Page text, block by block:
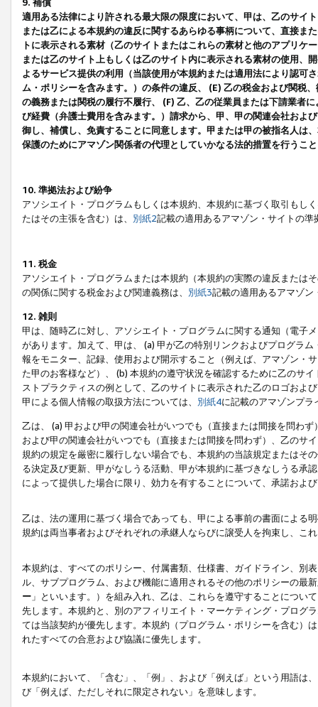
9. 補償
適用ある法律により許される最大限の限度において、甲は、乙のサイ
または乙による本規約の違反に関するあらゆる事柄について、直接ま
トに表示される素材（乙のサイトまたはこれらの素材と他のアプリ
または乙のサイト上もしくは乙のサイト内に表示される素材の使用、
よるサービス提供の利用（当該使用が本規約または適用法により認可
ム・ポリシーを含みます。）の条件の違反、 (E) 乙の税金および関税
の義務または関税の履行不履行、 (F) 乙、乙の従業員または下請業者
び経費（弁護士費用を含みます。）請求から、甲、甲の関連会社およ
御し、補償し、免責することに同意します。甲または甲の被指名人は
保護のためにアマゾン関係者の代理としていかなる法的措置を行うこ
10. 準拠法および紛争
アソシエイト・プログラムもしくは本規約、本規約に基づく取引もし
たはその主張を含む）は、 別紙2記載の適用あるアマゾン・サイトの
11. 税金
アソシエイト・プログラムまたは本規約（本規約の実際の違反または
の関係に関する税金および関連義務は、 別紙3記載の適用あるアマゾン
12. 雑則
甲は、随時乙に対し、アソシエイト・プログラムに関する通知（電子
があります。加えて、甲は、 (a) 甲が乙の特別リンクおよびプログラ
報をモニター、記録、使用および開示すること（例えば、アマゾン・
た甲のお客様など）、 (b) 本規約の遵守状況を確認するために乙のサ
ストプラクティスの例として、乙のサイトに表示された乙のロゴおよ
甲による個人情報の取扱方法については、 別紙4に記載のアマゾンプ
乙は、 (a) 甲および甲の関連会社がいつでも（直接または間接を問わ
および甲の関連会社がいつでも（直接または間接を問わず）、乙のサ
規約の規定を厳密に履行しない場合でも、本規約の当該規定またはそ
る決定及び更新、甲がなしうる活動、甲が本規約に基づきなしうる承
によって提供した場合に限り、効力を有することについて、承諾およ
乙は、法の運用に基づく場合であっても、甲による事前の書面による
規約は両当事者およびそれぞれの承継人ならびに譲受人を拘束し、こ
本規約は、すべてのポリシー、付属書類、仕様書、ガイドライン、別
ル、サブプログラム、および機能に適用されるその他のポリシーの最
ー 」といいます。）を組み入れ、乙は、これらを遵守することにつ
先します。本規約と、別のアフィリエイト・マーケティング・プログ
ては当該契約が優先します。本規約（プログラム・ポリシーを含む）
れたすべての合意および協議に優先します。
本規約において、「含む」、「例」、および「例えば」という用語は
び「例えば、ただしそれに限定されない」を意味します。